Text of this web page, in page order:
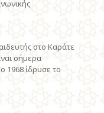
στο Kαράτε
σήμερα
1968 ίδρυσε το